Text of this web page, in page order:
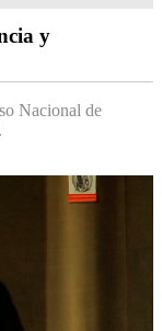
y
Nacional de